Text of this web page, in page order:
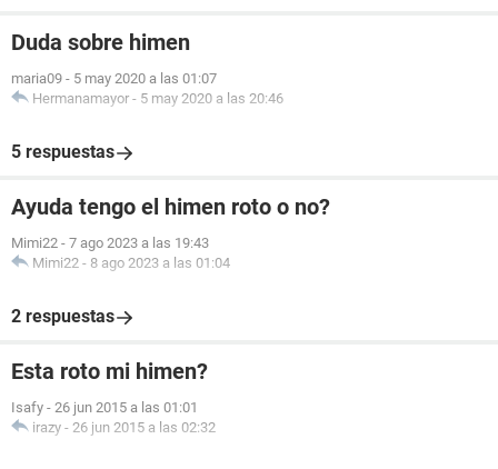
Duda sobre himen
maria09 - 5 may 2020 a las 01:07
Hermanamayor - 5 may 2020 a las 20:46
5 respuestas
Ayuda tengo el himen roto o no?
Mimi22 - 7 ago 2023 a las 19:43
Mimi22 - 8 ago 2023 a las 01:04
2 respuestas
Esta roto mi himen?
Isafy - 26 jun 2015 a las 01:01
irazy - 26 jun 2015 a las 02:32